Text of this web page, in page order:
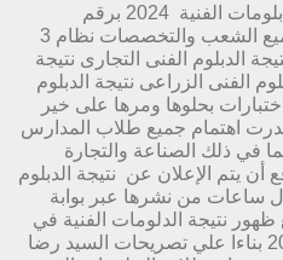
الان عدنا لنلتقى مع نتيجة الدبلومات الفنية 2024 برقم
الجلوس نتيجة الثانوية الفنية جميع الشعب والتخصصات نظام 3
نتيجة الدبلوم الفنى التجارى نتيجة
الفنى الزراعى نتيجة الدبلوم
بحلوها ومرها على خير
اهتمام جميع طلاب المدارس
في ذلك الصناعة والتجارة
أن يتم الإعلان عن نتيجة الدبلوم
ساعات من نشرها عبر بوابة
ظهور نتيجة الدلومات الفنية في
الاسبوع الاول من شهر يوليو 2024 بناءا علي تصريحات السيد رضا